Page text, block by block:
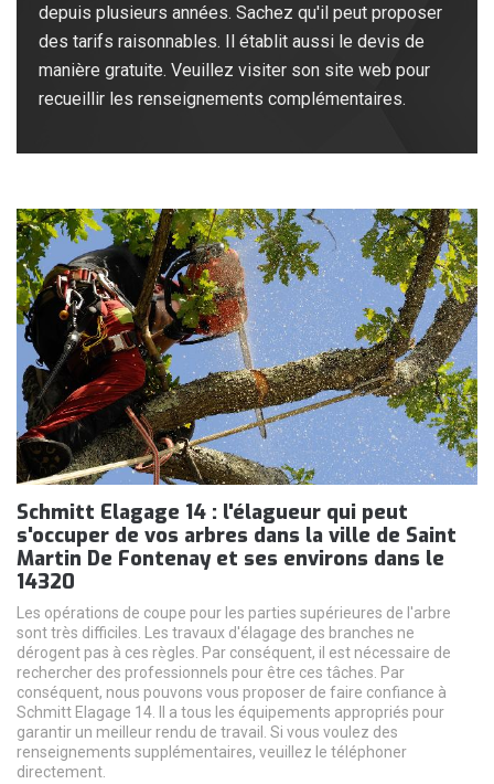
depuis plusieurs années. Sachez qu'il peut proposer
des tarifs raisonnables. Il établit aussi le devis de
manière gratuite. Veuillez visiter son site web pour
recueillir les renseignements complémentaires.
Schmitt Elagage 14 : l'élagueur qui peut
s'occuper de vos arbres dans la ville de Saint
Martin De Fontenay et ses environs dans le
14320
Les opérations de coupe pour les parties supérieures de l'arbre
sont très difficiles. Les travaux d'élagage des branches ne
dérogent pas à ces règles. Par conséquent, il est nécessaire de
rechercher des professionnels pour être ces tâches. Par
conséquent, nous pouvons vous proposer de faire confiance à
Schmitt Elagage 14. Il a tous les équipements appropriés pour
garantir un meilleur rendu de travail. Si vous voulez des
renseignements supplémentaires, veuillez le téléphoner
directement.